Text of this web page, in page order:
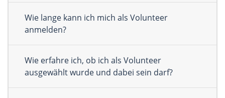
Wie lange kann ich mich als Volunteer
anmelden?
Wie erfahre ich, ob ich als Volunteer
ausgewählt wurde und dabei sein darf?